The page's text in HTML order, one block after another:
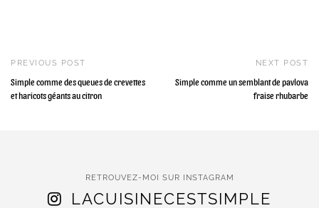
PREVIOUS POST
Simple comme des queues de crevettes
et haricots géants au citron
NEXT POST
Simple comme un semblant de pavlova
fraise rhubarbe
RETROUVEZ-MOI SUR INSTAGRAM
LACUISINECESTSIMPLE